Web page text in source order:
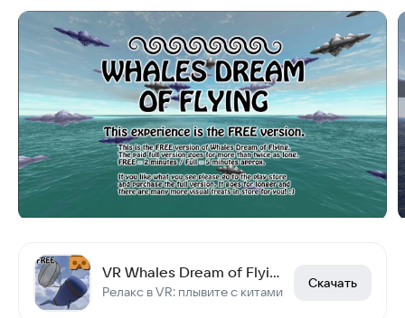
VR Whales Dream of Flying FREE
Релакс в VR: плывите с китами
Скачать